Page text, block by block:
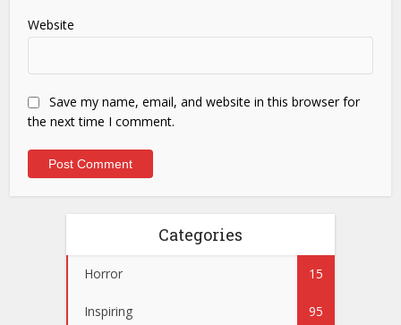
Website
Save my name, email, and website in this browser for
the next time I comment.
Categories
Horror 15
Inspiring 95